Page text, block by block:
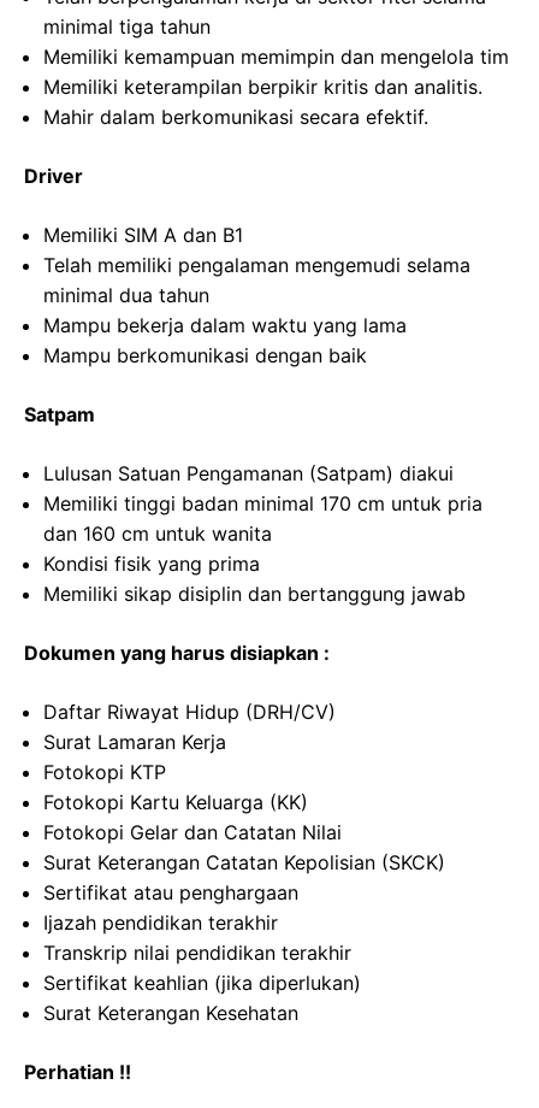
minimal tiga tahun
Memiliki kemampuan memimpin dan mengelola tim
Memiliki keterampilan berpikir kritis dan analitis.
Mahir dalam berkomunikasi secara efektif.
Driver
Memiliki SIM A dan B1
Telah memiliki pengalaman mengemudi selama
minimal dua tahun
Mampu bekerja dalam waktu yang lama
Mampu berkomunikasi dengan baik
Satpam
Lulusan Satuan Pengamanan (Satpam) diakui
Memiliki tinggi badan minimal 170 cm untuk pria
dan 160 cm untuk wanita
Kondisi fisik yang prima
Memiliki sikap disiplin dan bertanggung jawab
Dokumen yang harus disiapkan :
Daftar Riwayat Hidup (DRH/CV)
Surat Lamaran Kerja
Fotokopi KTP
Fotokopi Kartu Keluarga (KK)
Fotokopi Gelar dan Catatan Nilai
Surat Keterangan Catatan Kepolisian (SKCK)
Sertifikat atau penghargaan
Ijazah pendidikan terakhir
Transkrip nilai pendidikan terakhir
Sertifikat keahlian (jika diperlukan)
Surat Keterangan Kesehatan
Perhatian !!